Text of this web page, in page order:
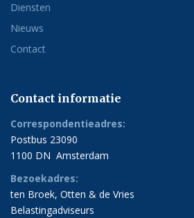
Diensten
Nieuws
Contact
Contact informatie
Correspondentieadres:
Postbus 23090
1100 DN Amsterdam
Bezoekadres:
ten Broek, Otten & de Vries
Belastingadviseurs